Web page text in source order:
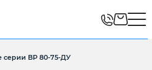
серии ВР 80-75-ДУ